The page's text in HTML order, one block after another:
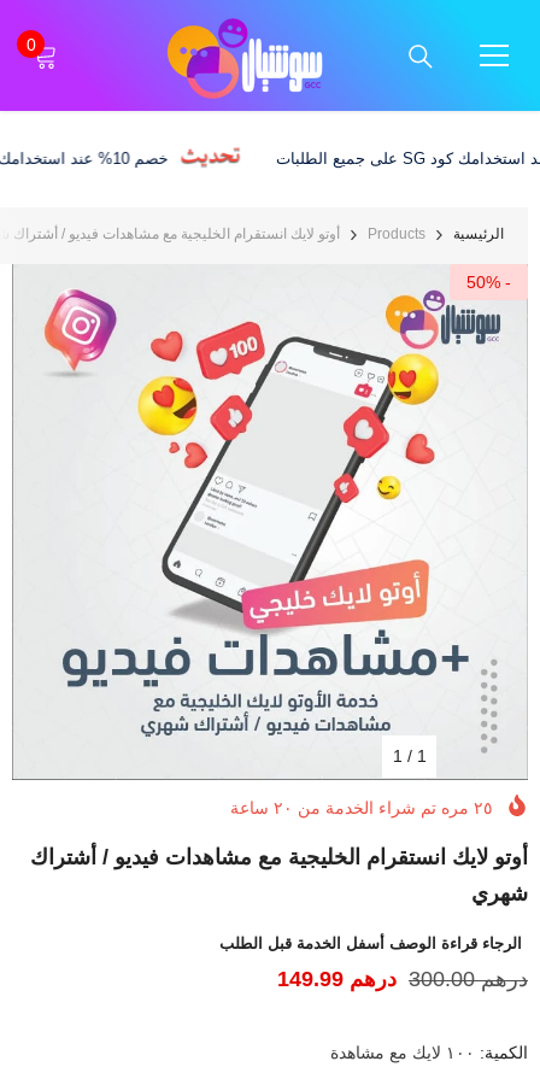
0
0
خصم 10% عند استخدامك كود SG على جميع الطلبات
الرئيسية Products أوتو لايك انستقرام الخليجية مع مشاهدات فيديو /
- 50%
1
/
1
٢٥ مره تم شراء الخدمة من ٢٠ ساعة
أوتو لايك انستقرام الخليجية مع مشاهدات فيديو / أشتراك
شهري
الرجاء قراءة الوصف أسفل الخدمة قبل الطلب
درهم 300.00 درهم 149.99
الكمية: ١٠٠ لايك مع مشاهدة